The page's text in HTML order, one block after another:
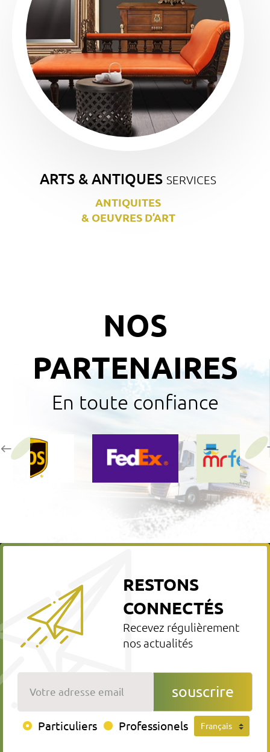
ARTS & ANTIQUES SERVICES
ANTIQUITES
& OEUVRES D’ART
NOS
PARTENAIRES
En toute confiance
RESTONS
CONNECTÉS
Recevez régulièrement
nos actualités
souscrire
Particuliers Professionels